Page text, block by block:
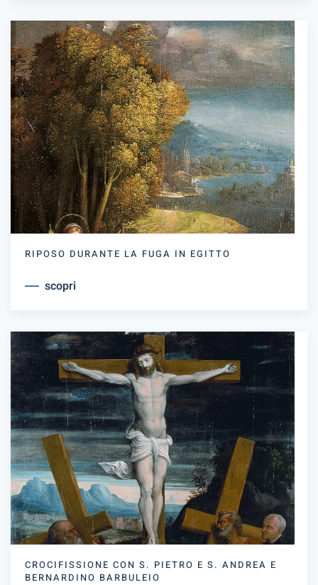
RIPOSO DURANTE LA FUGA IN EGITTO
scopri
CROCIFISSIONE CON S. PIETRO E S. ANDREA E
BERNARDINO BARBULEIO